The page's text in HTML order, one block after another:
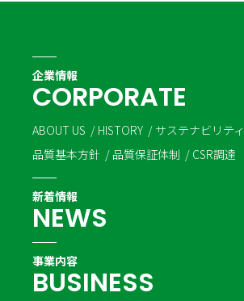
企業情報
CORPORATE
ABOUT US HISTORY
サステナビリティ
品質基本方針
品質保証体制 CSR調達
新着情報
NEWS
事業内容
BUSINESS